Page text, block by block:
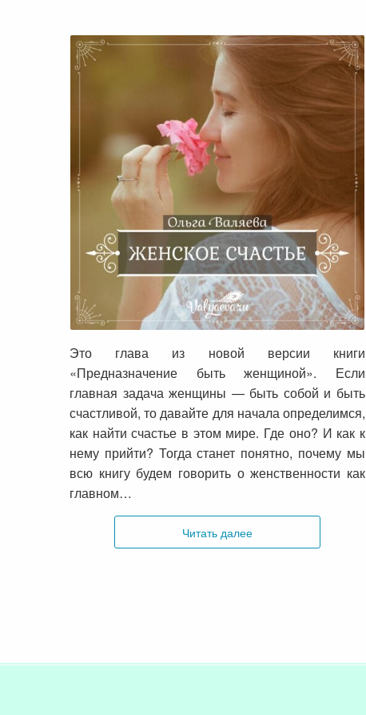
Женское счастье
Это глава из новой версии книги
«Предназначение быть женщиной». Если
главная задача женщины — быть собой и быть
счастливой, то давайте для начала определимся,
как найти счастье в этом мире. Где оно? И как к
нему прийти? Тогда станет понятно, почему мы
всю книгу будем говорить о женственности как
главном…
Читать далее